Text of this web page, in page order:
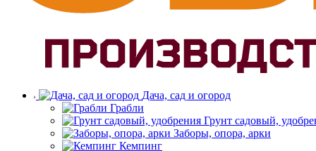
Дача, сад и огород
Грабли
Грунт садовый,
Заборы, опора, арки
Кемпинг